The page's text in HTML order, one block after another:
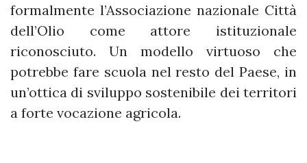
formalmente l’Associazione nazionale Città
dell’Olio come attore istituzionale
riconosciuto. Un modello virtuoso che
potrebbe fare scuola nel resto del Paese, in
un’ottica di sviluppo sostenibile dei territori
a forte vocazione agricola.